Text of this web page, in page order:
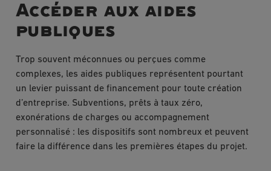
Accéder aux aides
publiques
Trop souvent méconnues ou perçues comme
complexes, les aides publiques représentent pourtant
un levier puissant de financement pour toute création
d’entreprise. Subventions, prêts à taux zéro,
exonérations de charges ou accompagnement
personnalisé : les dispositifs sont nombreux et peuvent
faire la différence dans les premières étapes du projet.